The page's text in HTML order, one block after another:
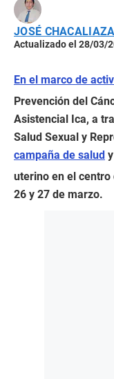
JOSÉ
Actualizado el 28/03/
En el marco de
Prevención del
Asistencial Ica, a
Salud Sexual y
campaña de salud
uterino en el centro
26 y 27 de marzo.